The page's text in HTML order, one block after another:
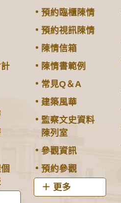
預約臨櫃陳情
預約視訊陳情
陳情信箱
陳情書範例
常見Q＆A
建築風華
監察文史資料
陳列室
參觀資訊
預約參觀
更多